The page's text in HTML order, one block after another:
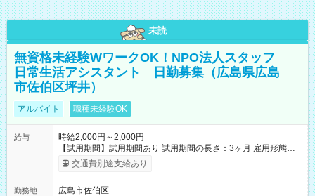
未読
無資格未経験WワークOK！NPO法人スタッフ
日常生活アシスタント 日勤募集（広島県広島
市佐伯区坪井）
アルバイト 職種未経験OK
給与
時給2,000円～2,000円
【試用期間】試用期間あり 試用期間の長さ：3ヶ月 雇用形態、
給与は本採用時と同じです。
交通費別途支給あり
勤務地
広島市佐伯区